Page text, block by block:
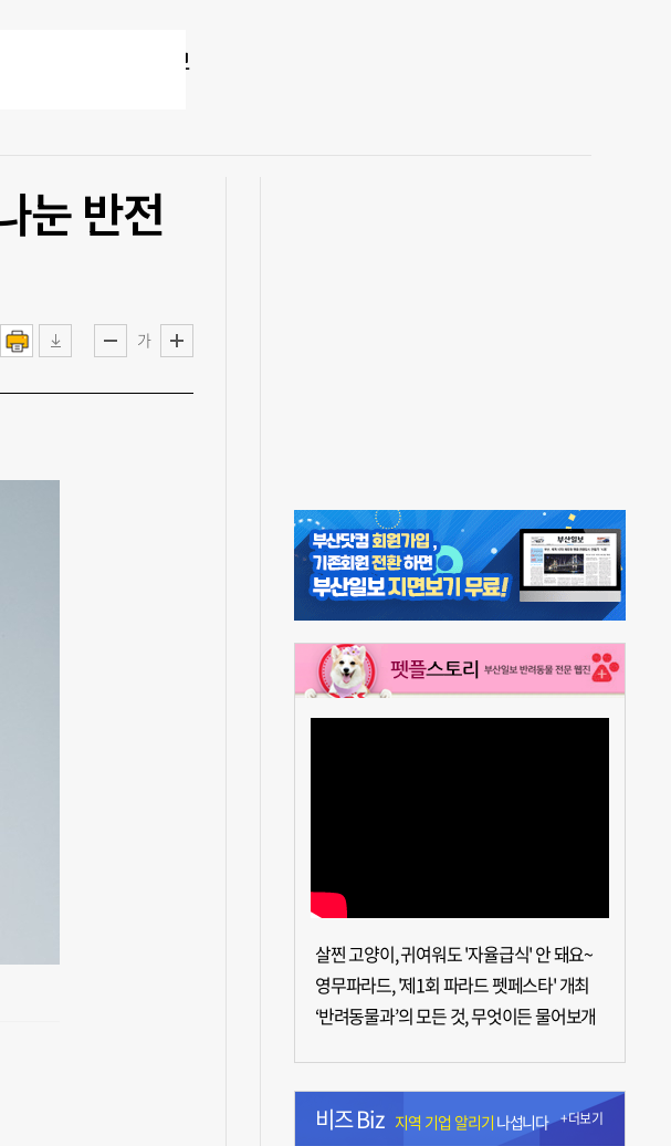
눈 반전
가
살찐 고양이, 귀여워도 '자율급식' 안 돼요~
영무파라드, '제1회 파라드 펫페스타' 개최
‘반려동물과’의 모든 것, 무엇이든 물어보개
비즈 Biz 지역 기업 알리기 나섭니다 +더보기